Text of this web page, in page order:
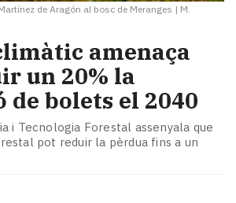
de Aragón al bosc de Meranges | M.
amenaça
un 20% la
de bolets el 2040
i Tecnologia Forestal assenyala que
pot reduir la pèrdua fins a un